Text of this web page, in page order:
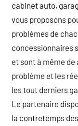
cabinet auto,
vous proposons
problèmes de
concessionnaires
et sont à même
problème et les
les tout derniers
Le partenaire
la contretemps